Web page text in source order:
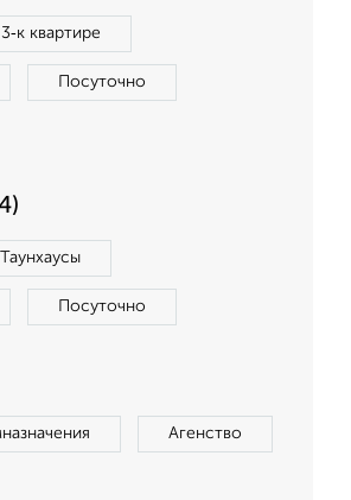
квартире
Посуточно
Таунхаусы
Посуточно
Агенство